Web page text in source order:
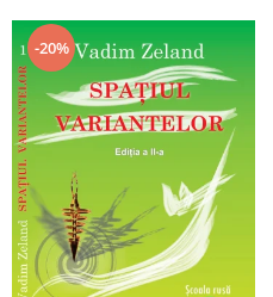
-20%